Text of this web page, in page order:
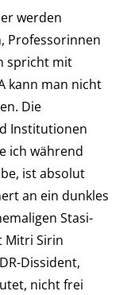
werden
Professorinnen
spricht mit
kann man nicht
Die
Institutionen
ich während
ist absolut
an ein dunkles
Stasi-
Mitri Sirin
Dissident,
nicht frei